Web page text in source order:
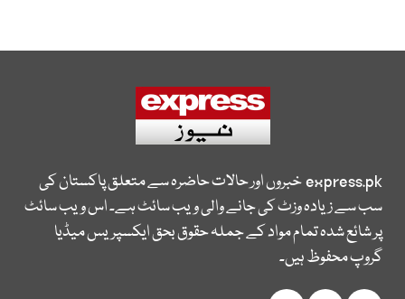
express.pkخبروں اور حالات حاضرہ سے متعلق پاکستان کی
سب سے زیادہ وزٹ کی جانے والی ویب سائٹ ہے۔ اس ویب سائٹ
پر شائع شدہ تمام مواد کے جملہ حقوق بحق ایکسپریس میڈیا
گروپ محفوظ ہیں۔